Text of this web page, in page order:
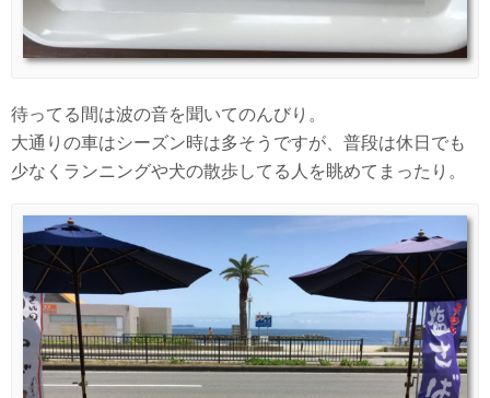
待ってる間は波の音を聞いてのんびり。
大通りの車はシーズン時は多そうですが、普段は休日でも
少なくランニングや犬の散歩してる人を眺めてまったり。